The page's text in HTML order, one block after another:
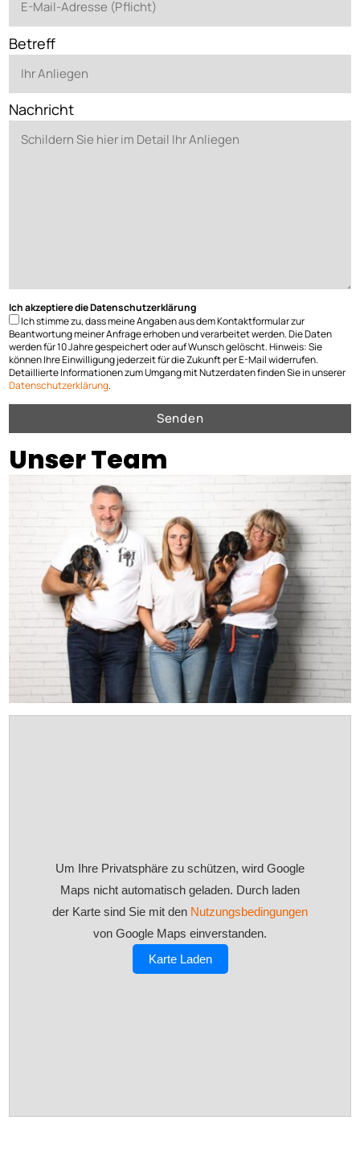
Betreff
Nachricht
Ich akzeptiere die Datenschutzerklärung
Ich stimme zu, dass meine Angaben aus dem Kontaktformular zur
Beantwortung meiner Anfrage erhoben und verarbeitet werden. Die Daten
werden für 10 Jahre gespeichert oder auf Wunsch gelöscht. Hinweis: Sie
können Ihre Einwilligung jederzeit für die Zukunft per E-Mail widerrufen.
Detaillierte Informationen zum Umgang mit Nutzerdaten finden Sie in unserer
Datenschutzerklärung.
Unser Team
Um Ihre Privatsphäre zu schützen, wird Google
Maps nicht automatisch geladen. Durch laden
der Karte sind Sie mit den Nutzungsbedingungen
von Google Maps einverstanden.
Karte Laden